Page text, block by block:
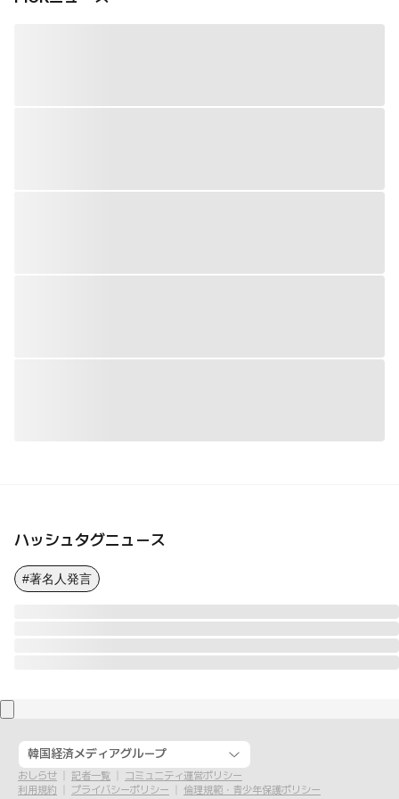
ハッシュタグニュース
#著名人発言
韓国経済メディアグループ
おしらせ 記者一覧
コミュニティ運営ポリシー
利用規約
プライバシーポリシー 倫理規範・青少年保護ポリシー